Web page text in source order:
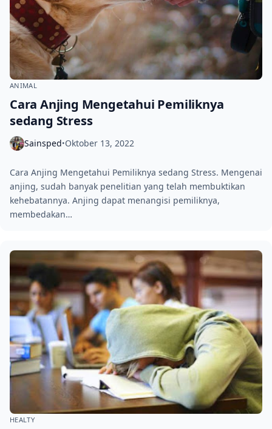
ANIMAL
Cara Anjing Mengetahui Pemiliknya
sedang Stress
Sainsped•Oktober 13, 2022
Cara Anjing Mengetahui Pemiliknya sedang Stress. Mengenai
anjing, sudah banyak penelitian yang telah membuktikan
kehebatannya. Anjing dapat menangisi pemiliknya,
membedakan…
HEALTY